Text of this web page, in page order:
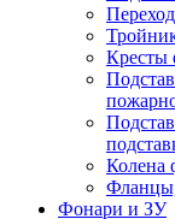
Кресты
Колена
Фланцы,
Фонари и ЗУ